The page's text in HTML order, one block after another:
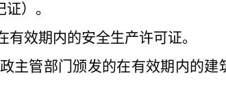
）。
有效期内的安全生产许可证。
主管部门颁发的在有效期内的